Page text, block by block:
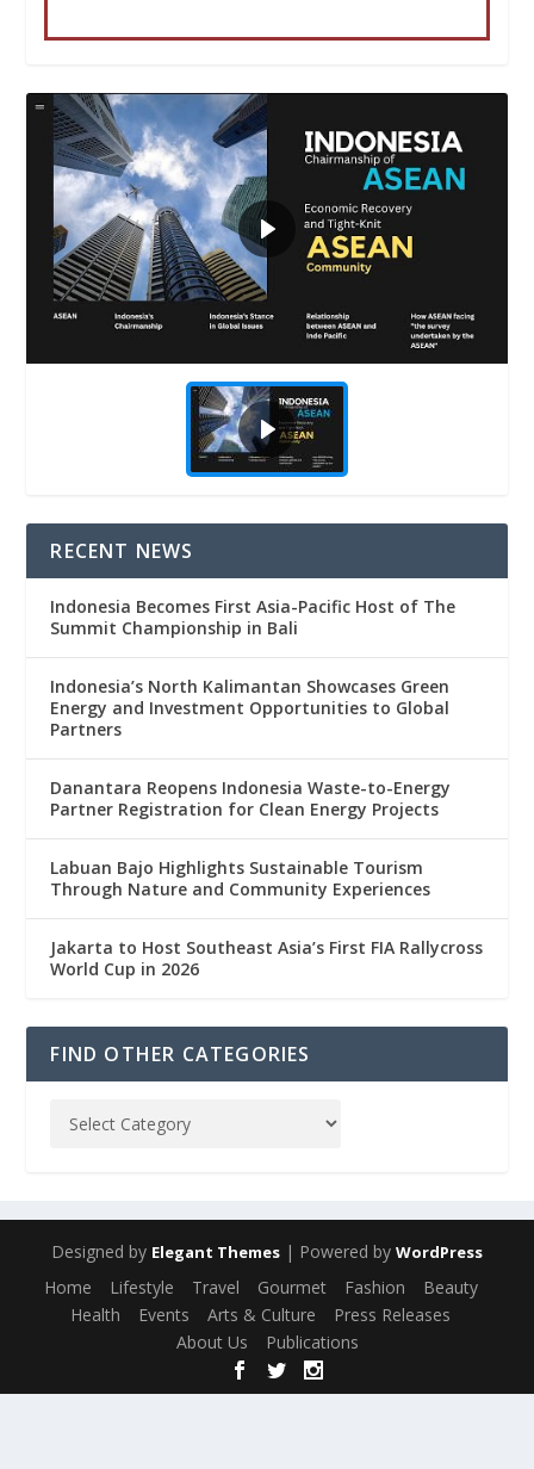
RECENT NEWS
Indonesia Becomes First Asia-Pacific Host of The
Summit Championship in Bali
Indonesia’s North Kalimantan Showcases Green
Energy and Investment Opportunities to Global
Partners
Danantara Reopens Indonesia Waste-to-Energy
Partner Registration for Clean Energy Projects
Labuan Bajo Highlights Sustainable Tourism
Through Nature and Community Experiences
Jakarta to Host Southeast Asia’s First FIA Rallycross
World Cup in 2026
FIND OTHER CATEGORIES
Designed by Elegant Themes | Powered by WordPress
Home Lifestyle Travel Gourmet Fashion
Beauty
Health
Events Arts & Culture
Press Releases
About Us
Publications